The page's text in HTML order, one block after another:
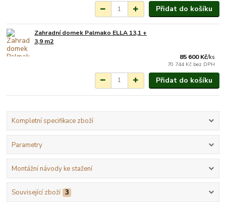
Přidat do košíku
Zahradní domek Palmako ELLA 13,1 +
3,9 m2
85 600 Kč/ks
70 744 Kč bez DPH
Přidat do košíku
Kompletní specifikace zboží
Parametry
Montážní návody ke stažení
Související zboží 3